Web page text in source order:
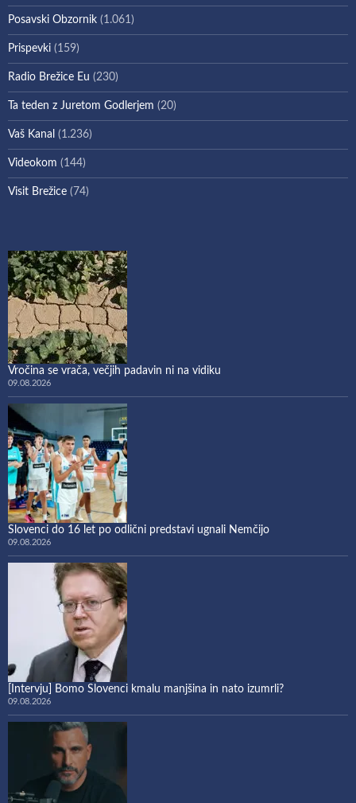
Posavski Obzornik (1.061)
Prispevki (159)
Radio Brežice Eu (230)
Ta teden z Juretom Godlerjem (20)
Vaš Kanal (1.236)
Videokom (144)
Visit Brežice (74)
Vročina se vrača, večjih padavin ni na vidiku
09.08.2026
Slovenci do 16 let po odlični predstavi ugnali Nemčijo
09.08.2026
[Intervju] Bomo Slovenci kmalu manjšina in nato izumrli?
09.08.2026